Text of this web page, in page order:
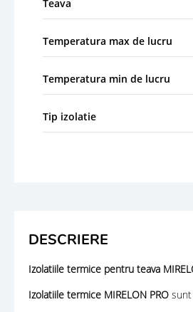
Teava
Temperatura max de lucru
Temperatura min de lucru
Tip izolatie
DESCRIERE
Izolatiile termice pentru teava
Izolatiile termice MIRELON PRO